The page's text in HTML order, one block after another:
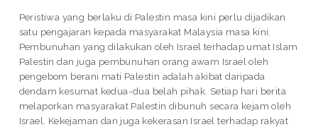
Peristiwa yang berlaku di Palestin masa kini perlu dijadikan
satu pengajaran kepada masyarakat Malaysia masa kini.
Pembunuhan yang dilakukan oleh Israel terhadap umat Islam
Palestin dan juga pembunuhan orang awam Israel oleh
pengebom berani mati Palestin adalah akibat daripada
dendam kesumat kedua-dua belah pihak. Setiap hari berita
melaporkan masyarakat Palestin dibunuh secara kejam oleh
Israel. Kekejaman dan juga kekerasan Israel terhadap rakyat